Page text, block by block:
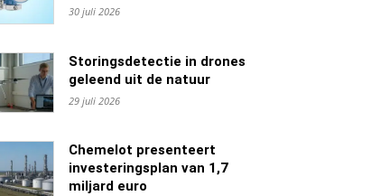
30 juli 2026
Storingsdetectie in drones
geleend uit de natuur
29 juli 2026
Chemelot presenteert
investeringsplan van 1,7
miljard euro